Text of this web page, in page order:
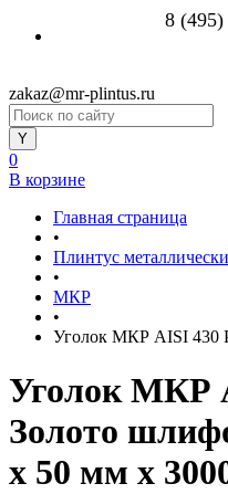
8 (495)
zakaz@mr-plintus.ru
0
В корзине
Главная страница
•
Плинтус
•
МКР
•
Уголок МКР AISI 430
Уголок МКР
Золото
x 50 мм х